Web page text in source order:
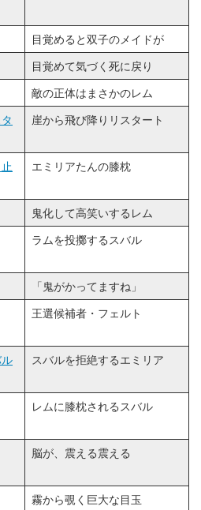
目覚めると双子のメイドが
目覚めて気づく死に戻り
敵の正体はまさかのレム
崖から飛び降りリスタート
エミリアたんの膝枕
鬼化して高笑いするレム
ラムを投擲するスバル
「鬼がかってますね」
王選候補者・フェルト
スバルを拒絶するエミリア
レムに膝枕されるスバル
脳が、震える震える
霧から覗く巨大な目玉